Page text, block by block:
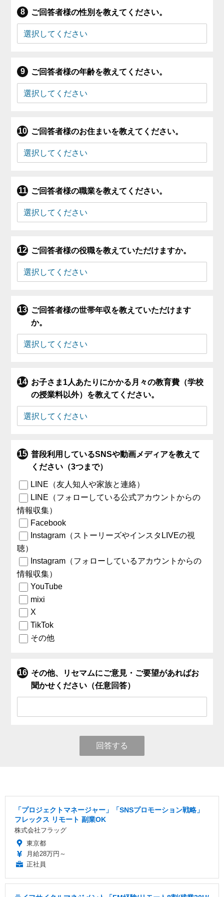
ご回答者様の性別を教えてください。
ご回答者様の年齢を教えてください。
ご回答者様のお住まいを教えてください。
ご回答者様の職業を教えてください。
ご回答者様の役職を教えていただけますか。
ご回答者様の世帯年収を教えていただけます
か。
お子さま1人あたりにかかる月々の教育費（学校
の授業料以外）を教えてください。
普段利用しているSNSや動画メディアを教えて
ください（3つまで）
LINE（友人知人や家族と連絡）
LINE（フォローしている公式アカウントからの
情報収集）
Facebook
Instagram（ストーリーズやインスタLIVEの視
聴）
Instagram（フォローしているアカウントからの
情報収集）
YouTube
mixi
X
TikTok
その他
その他、リセマムにご意見・ご要望があればお
聞かせください（任意回答）
回答する
「プロジェクトマネージャー」「SNSプロモーション戦略」
フレックス リモート 副業OK
株式会社フラッグ
東京都
月給28万円～
正社員